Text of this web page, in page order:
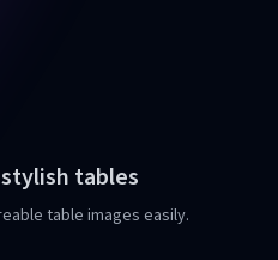
tables
table images easily.